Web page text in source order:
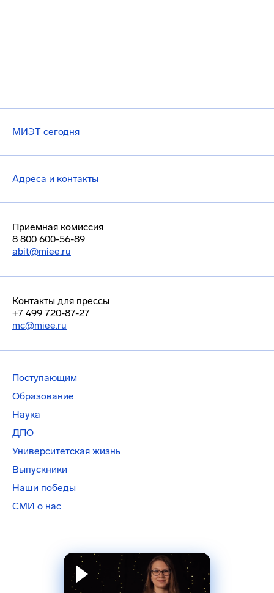
МИЭТ сегодня
Адреса и контакты
Приемная комиссия
8 800 600-56-89
abit@miee.ru
Контакты для прессы
+7 499 720-87-27
mc@miee.ru
Поступающим
Образование
Наука
ДПО
Университетская жизнь
Выпускники
Наши победы
СМИ о нас